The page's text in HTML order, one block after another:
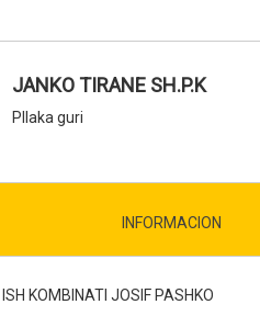
JANKO TIRANE SH.P.K
Pllaka guri
INFORMACION
KOMBINATI JOSIF PASHKO